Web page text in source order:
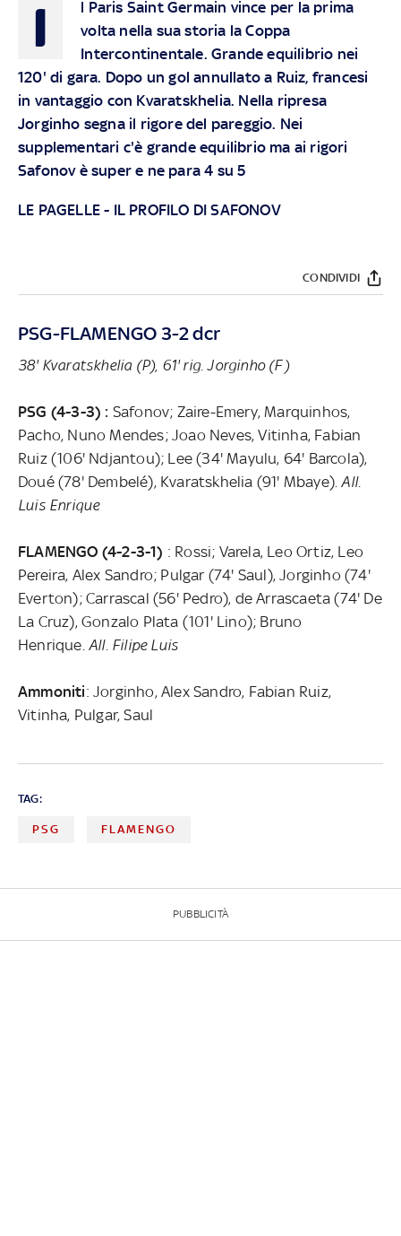
I
l Paris Saint Germain vince per la prima
volta nella sua storia la Coppa
Intercontinentale. Grande equilibrio nei
120' di gara. Dopo un gol annullato a Ruiz, francesi
in vantaggio con Kvaratskhelia. Nella ripresa
Jorginho segna il rigore del pareggio. Nei
supplementari c'è grande equilibrio ma ai rigori
Safonov è super e ne para 4 su 5
LE PAGELLE - IL PROFILO DI SAFONOV
CONDIVIDI
PSG-FLAMENGO 3-2 dcr
38' Kvaratskhelia (P), 61' rig. Jorginho (F)
PSG (4-3-3) : Safonov; Zaire-Emery, Marquinhos,
Pacho, Nuno Mendes; Joao Neves, Vitinha, Fabian
Ruiz (106' Ndjantou); Lee (34' Mayulu, 64' Barcola),
Doué (78' Dembelé), Kvaratskhelia (91' Mbaye).All.
Luis Enrique
FLAMENGO (4-2-3-1) : Rossi; Varela, Leo Ortiz, Leo
Pereira, Alex Sandro; Pulgar (74' Saul), Jorginho (74'
Everton); Carrascal (56' Pedro), de Arrascaeta (74' De
La Cruz), Gonzalo Plata (101' Lino); Bruno
Henrique. All. Filipe Luis
Ammoniti: Jorginho, Alex Sandro, Fabian Ruiz,
Vitinha, Pulgar, Saul
TAG:
PSG FLAMENGO
PUBBLICITÀ